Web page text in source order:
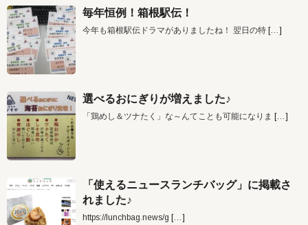
毎年恒例！箱根駅伝！
今年も箱根駅伝ドラマがありましたね！ 翌日の特 […]
選べるおにぎりが増えました♪
「鶏めし＆ツナたく」な～んてことも可能になりま […]
「使えるニュースランチバッグ」に掲載さ
れました♪
https://lunchbag.news/g […]